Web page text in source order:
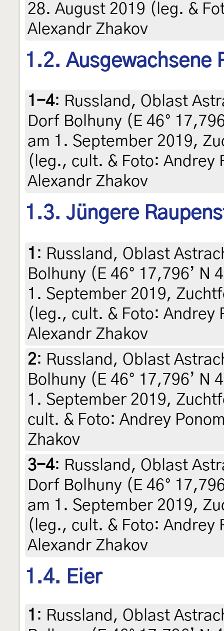
28. August 2019 (leg. &
Alexandr Zhakov
1.2. Ausgewachsene
1-4: Russland, Oblast
Dorf Bolhuny (E 46°
am 1. September 2019,
(leg., cult. & Foto: Andrey
Alexandr Zhakov
1.3. Jüngere
1 : Russland, Oblast
Bolhuny (E 46° 17,796’ N
1. September 2019,
(leg., cult. & Foto: Andrey
Alexandr Zhakov
2: Russland, Oblast
Bolhuny (E 46° 17,796’ N
1. September 2019,
cult. & Foto: Andrey
Zhakov
3-4: Russland, Oblast
Dorf Bolhuny (E 46°
am 1. September 2019,
(leg., cult. & Foto: Andrey
Alexandr Zhakov
1.4. Eier
1 : Russland, Oblast